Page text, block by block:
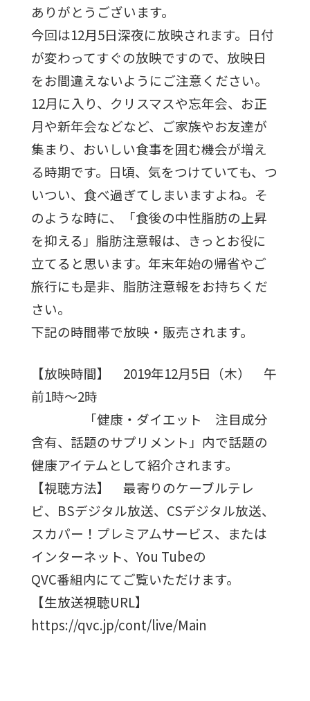
ありがとうございます。
今回は12月5日深夜に放映されます。日付
が変わってすぐの放映ですので、放映日
をお間違えないようにご注意ください。
12月に入り、クリスマスや忘年会、お正
月や新年会などなど、ご家族やお友達が
集まり、おいしい食事を囲む機会が増え
る時期です。日頃、気をつけていても、つ
いつい、食べ過ぎてしまいますよね。そ
のような時に、「食後の中性脂肪の上昇
を抑える」脂肪注意報は、きっとお役に
立てると思います。年末年始の帰省やご
旅行にも是非、脂肪注意報をお持ちくだ
さい。
下記の時間帯で放映・販売されます。
【放映時間】 2019年12月5日（木） 午
前1時～2時
「健康・ダイエット 注目成分
含有、話題のサプリメント」内で話題の
健康アイテムとして紹介されます。
【視聴方法】 最寄りのケーブルテレ
ビ、BSデジタル放送、 CSデジタル放送、
スカパー！プレミアムサービス、 または
インターネット、You Tubeの
QVC番組内にてご覧いただけます。
【生放送視聴URL】
https://qvc.jp/cont/live/Main